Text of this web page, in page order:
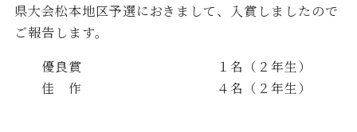
県大会松本地区予選におきまして、入賞しましたので
ご報告します。
優良賞 １名（２年生）
佳 作 ４名（２年生）